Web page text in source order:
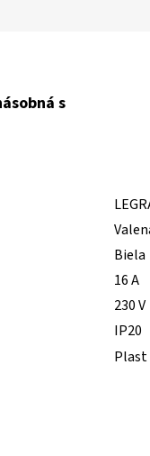
s
Biela
16 A
230 V
IP20
Plast